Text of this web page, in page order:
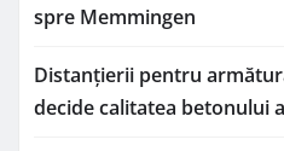
spre Memmingen
Distanțierii pentru
decide calitatea betonului